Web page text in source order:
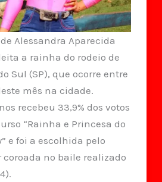
Alessandra Aparecida
a rainha do rodeio de
Sul (SP), que ocorre entre
mês na cidade.
recebeu 33,9% dos votos
“Rainha e Princesa do
e foi a escolhida pelo
no baile realizado